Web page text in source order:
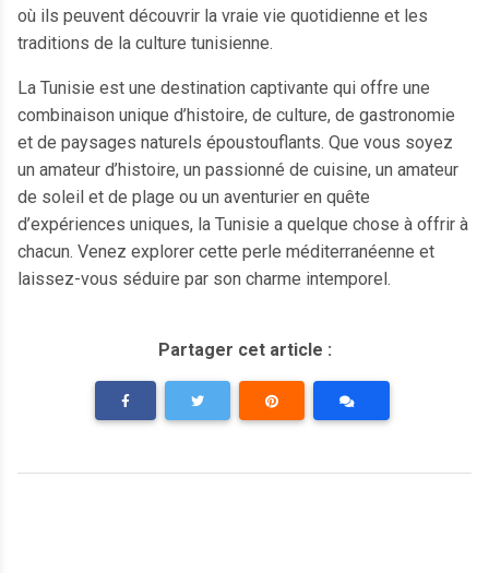
où ils peuvent découvrir la vraie vie quotidienne et les
traditions de la culture tunisienne.
La Tunisie est une destination captivante qui offre une
combinaison unique d’histoire, de culture, de gastronomie
et de paysages naturels époustouflants. Que vous soyez
un amateur d’histoire, un passionné de cuisine, un amateur
de soleil et de plage ou un aventurier en quête
d’expériences uniques, la Tunisie a quelque chose à offrir à
chacun. Venez explorer cette perle méditerranéenne et
laissez-vous séduire par son charme intemporel.
Partager cet article :